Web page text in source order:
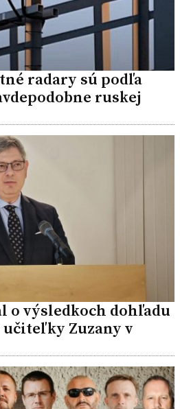
radary sú podľa
ruskej
o výsledkoch dohľadu
Zuzany v